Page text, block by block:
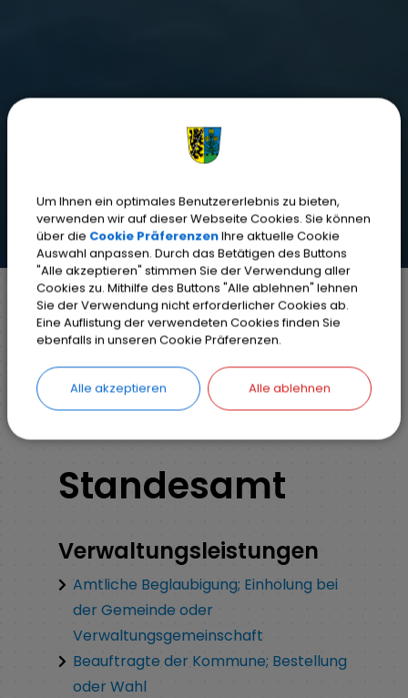
Markt Weisendorf Bürgerinfo
Rathaus
Organisationsstruktur
Standesamt
Standesamt
Verwaltungsleistungen
Amtliche Beglaubigung; Einholung bei
der Gemeinde oder
Verwaltungsgemeinschaft
Beauftragte der Kommune; Bestellung
oder Wahl
Um Ihnen ein optimales Benutzererlebnis zu bieten,
verwenden wir auf dieser Webseite Cookies. Sie können
über die Cookie PräferenzenIhre aktuelle Cookie
Auswahl anpassen. Durch das Betätigen des Buttons
"Alle akzeptieren" stimmen Sie der Verwendung aller
Cookies zu. Mithilfe des Buttons "Alle ablehnen" lehnen
Sie der Verwendung nicht erforderlicher Cookies ab.
Eine Auflistung der verwendeten Cookies finden Sie
ebenfalls in unseren Cookie Präferenzen.
Alle akzeptieren Alle ablehnen